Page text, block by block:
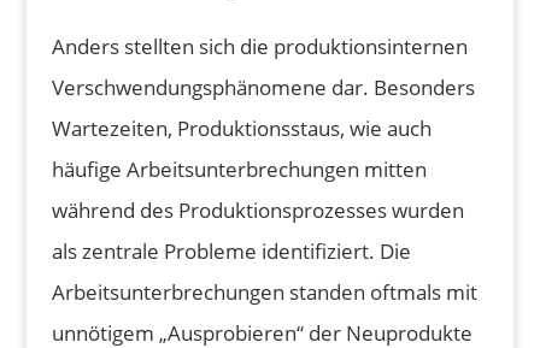
Anders stellten sich die produktionsinternen
Verschwendungsphänomene dar. Besonders
Wartezeiten, Produktionsstaus, wie auch
häufige Arbeitsunterbrechungen mitten
während des Produktionsprozesses wurden
als zentrale Probleme identifiziert. Die
Arbeitsunterbrechungen standen oftmals mit
unnötigem „Ausprobieren“ der Neuprodukte